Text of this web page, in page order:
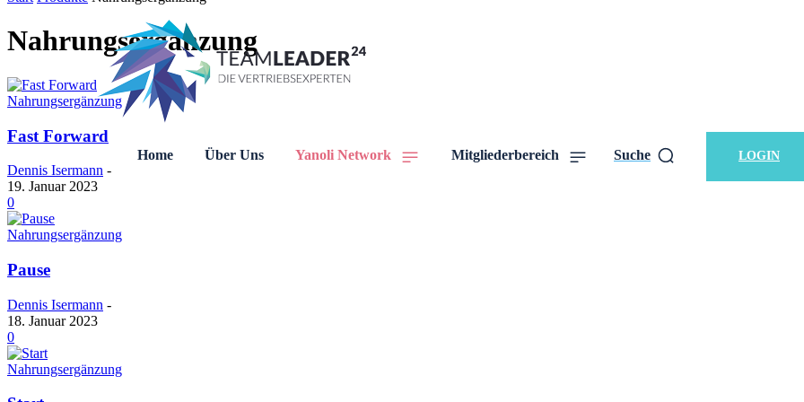
Home Über Uns Yanoli Network Mitgliederbereich Suche LOGIN
Nahrungsergänzung
Nahrungsergänzung
Fast Forward
Dennis Isermann -
19. Januar 2023
0
Nahrungsergänzung
Pause
Dennis Isermann -
18. Januar 2023
0
Nahrungsergänzung